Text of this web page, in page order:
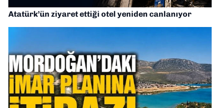
Atatürk’ün ziyaret ettiği otel yeniden canlanıyor